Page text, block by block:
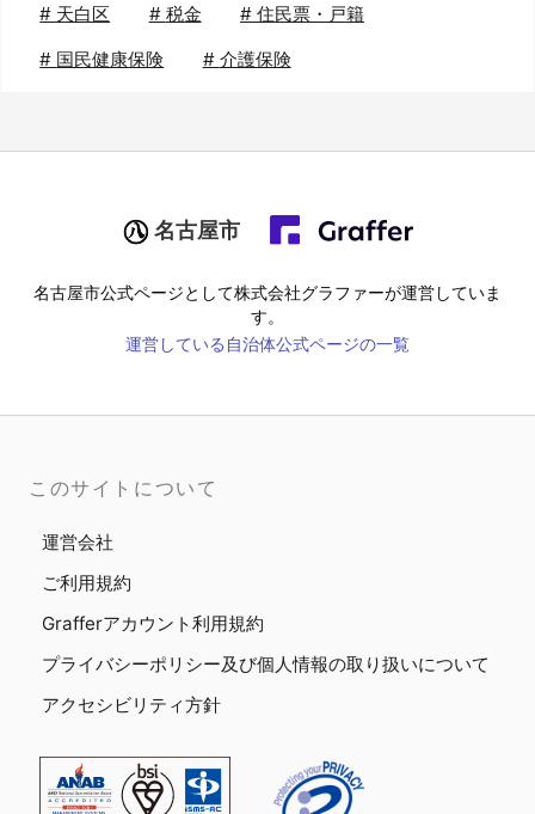
# 天白区 # 税金 # 住民票・戸籍
# 国民健康保険 # 介護保険
名古屋市
名古屋市公式ページとして株式会社グラファーが運営していま
す。
運営している自治体公式ページの一覧
このサイトについて
運営会社
ご利用規約
Grafferアカウント利用規約
プライバシーポリシー及び個人情報の取り扱いについて
アクセシビリティ方針